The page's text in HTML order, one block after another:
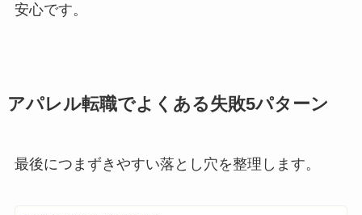
安心です。
アパレル転職でよくある失敗5パターン
最後につまずきやすい落とし穴を整理します。